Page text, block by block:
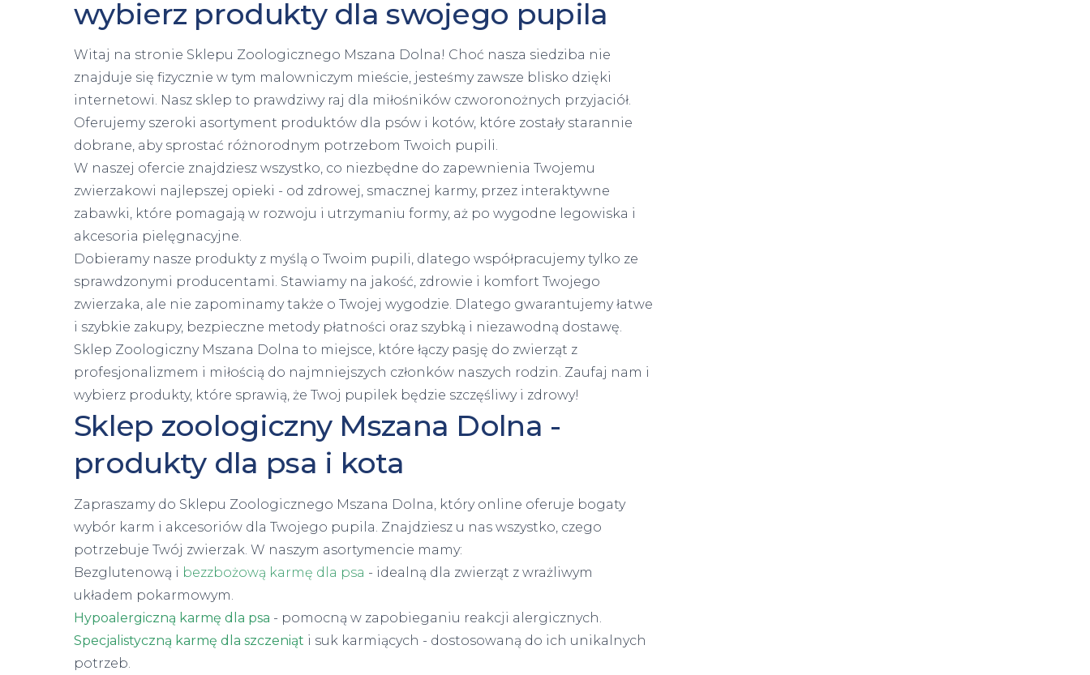
wybierz produkty dla swojego pupila
Witaj na stronie Sklepu Zoologicznego Mszana Dolna! Choć nasza siedziba nie
znajduje się fizycznie w tym malowniczym mieście, jesteśmy zawsze blisko dzięki
internetowi. Nasz sklep to prawdziwy raj dla miłośników czworonożnych przyjaciół.
Oferujemy szeroki asortyment produktów dla psów i kotów, które zostały starannie
dobrane, aby sprostać różnorodnym potrzebom Twoich pupili.
W naszej ofercie znajdziesz wszystko, co niezbędne do zapewnienia Twojemu
zwierzakowi najlepszej opieki - od zdrowej, smacznej karmy, przez interaktywne
zabawki, które pomagają w rozwoju i utrzymaniu formy, aż po wygodne legowiska i
akcesoria pielęgnacyjne.
Dobieramy nasze produkty z myślą o Twoim pupili, dlatego współpracujemy tylko ze
sprawdzonymi producentami. Stawiamy na jakość, zdrowie i komfort Twojego
zwierzaka, ale nie zapominamy także o Twojej wygodzie. Dlatego gwarantujemy łatwe
i szybkie zakupy, bezpieczne metody płatności oraz szybką i niezawodną dostawę.
Sklep Zoologiczny Mszana Dolna to miejsce, które łączy pasję do zwierząt z
profesjonalizmem i miłością do najmniejszych członków naszych rodzin. Zaufaj nam i
wybierz produkty, które sprawią, że Twoj pupilek będzie szczęśliwy i zdrowy!
Sklep zoologiczny Mszana Dolna -
produkty dla psa i kota
Zapraszamy do Sklepu Zoologicznego Mszana Dolna, który online oferuje bogaty
wybór karm i akcesoriów dla Twojego pupila. Znajdziesz u nas wszystko, czego
potrzebuje Twój zwierzak. W naszym asortymencie mamy:
Bezglutenową i bezzbożową karmę dla psa - idealną dla zwierząt z wrażliwym
układem pokarmowym.
Hypoalergiczną karmę dla psa - pomocną w zapobieganiu reakcji alergicznych.
Specjalistyczną karmę dla szczeniąt i suk karmiących - dostosowaną do ich unikalnych
potrzeb.